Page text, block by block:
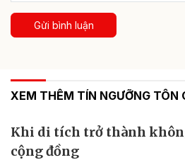
Gửi bình luận
XEM THÊM TÍN NGƯỠNG TÔN
Khi di tích trở thành
cộng đồng